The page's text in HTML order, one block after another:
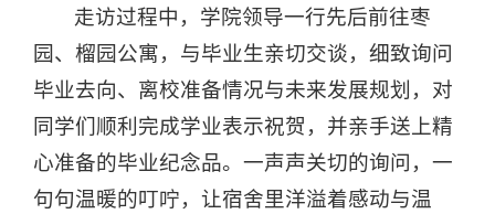
走访过程中，学院领导一行先后前往枣
园、榴园公寓，与毕业生亲切交谈，细致询问
毕业去向、离校准备情况与未来发展规划，对
同学们顺利完成学业表示祝贺，并亲手送上精
心准备的毕业纪念品。一声声关切的询问，一
句句温暖的叮咛，让宿舍里洋溢着感动与温